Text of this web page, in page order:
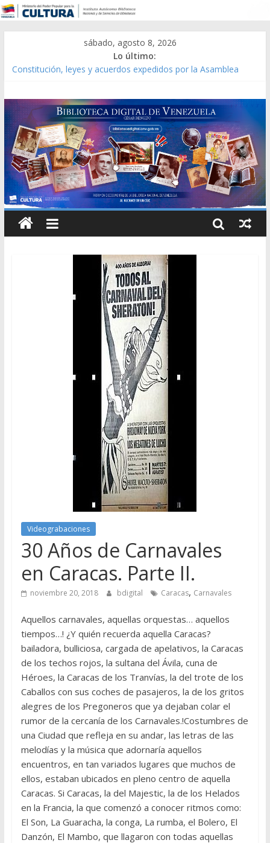
sábado, agosto 8, 2026
Lo último:
Catálogo temático de obras de Modesta Bor
Constitución, leyes y acuerdos expedidos por la Asamblea
Una Parálisis [material gráfico]
Modesta Bor Sánchez [material gráfico]
Gaceta Oficial de la República de Venezuela año CXXXIII Mes V,
Caracas 09 de marzo de 2006 N° 38.394
Videograbaciones
30 Años de Carnavales
en Caracas. Parte II.
noviembre 20, 2018 bdigital Caracas, Carnavales
Aquellos carnavales, aquellas orquestas… aquellos
tiempos…! ¿Y quién recuerda aquella Caracas?
bailadora, bulliciosa, cargada de apelativos, la Caracas
de los techos rojos, la sultana del Ávila, cuna de
Héroes, la Caracas de los Tranvías, la del trote de los
Caballos con sus coches de pasajeros, la de los gritos
alegres de los Pregoneros que ya dejaban colar el
rumor de la cercanía de los Carnavales.!Costumbres de
una Ciudad que refleja en su andar, las letras de las
melodías y la música que adornaría aquellos
encuentros, en tan variados lugares que muchos de
ellos, estaban ubicados en pleno centro de aquella
Caracas. Si Caracas, la del Majestic, la de los Helados
en la Francia, la que comenzó a conocer ritmos como:
El Son, La Guaracha, la conga, La rumba, el Bolero, El
Danzón, El Mambo, que llagaron con todas aquellas